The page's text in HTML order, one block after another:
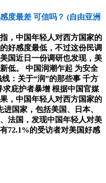
度最差 可信吗？ (自由亚洲
，中国年轻人对西方国家的
好感度最低，不过这份民调
国近日一份调研也发现，美
低。 中国润潮乍起 为安全
：关于“润”的那些事 千方
庇护者暴增 根据中国官媒
，中国年轻人对西方国家的
国家，包括美国、日本、
法国，发现中国年轻人对美
72.1%的受访者对美国好感